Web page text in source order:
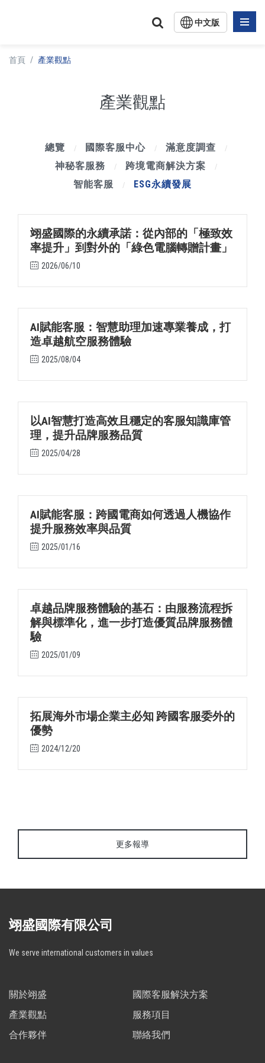
中文版
首頁 / 產業觀點
產業觀點
總覽 / 國際客服中心 / 滿意度調查 /
神秘客服務 / 跨境電商解決方案 /
智能客服 / ESG永續發展
翊盛國際的永續承諾：從內部的「極致效
率提升」到對外的「綠色電腦轉贈計畫」
2026/06/10
AI賦能客服：智慧助理加速專業養成，打
造卓越航空服務體驗
2025/08/04
以AI智慧打造高效且穩定的客服知識庫管
理，提升品牌服務品質
2025/04/28
AI賦能客服：跨國電商如何透過人機協作
提升服務效率與品質
2025/01/16
卓越品牌服務體驗的基石：由服務流程拆
解與標準化，進一步打造優質品牌服務體
驗
2025/01/09
拓展海外市場企業主必知 跨國客服委外的
優勢
2024/12/20
更多報導
翊盛國際有限公司
We serve international customers in values
關於翊盛
國際客服解決方案
產業觀點
服務項目
合作夥伴
聯絡我們